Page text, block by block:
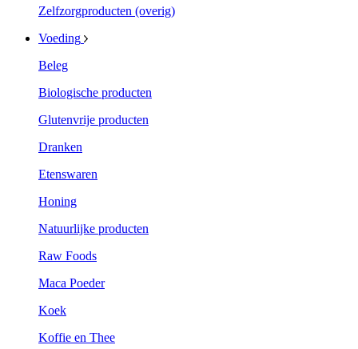
Zelfzorgproducten (overig)
Voeding
Beleg
Biologische producten
Glutenvrije producten
Dranken
Etenswaren
Honing
Natuurlijke producten
Raw Foods
Maca Poeder
Koek
Koffie en Thee